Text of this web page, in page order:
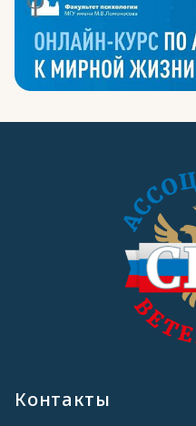
Контакты